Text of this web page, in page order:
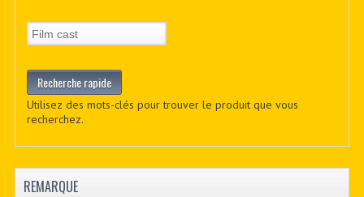
Utilisez des mots-clés pour trouver le produit que vous
recherchez.
REMARQUE